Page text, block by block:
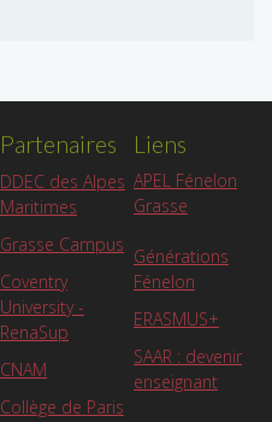
Partenaires
DDEC des Alpes
Maritimes
Grasse Campus
Coventry
University -
RenaSup
CNAM
Collège de Paris
Liens
APEL Fénelon
Grasse
Générations
Fénelon
ERASMUS+
SAAR : devenir
enseignant